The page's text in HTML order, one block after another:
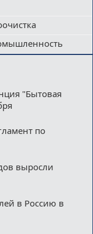
"Бытовая
по
выросли
в Россию в